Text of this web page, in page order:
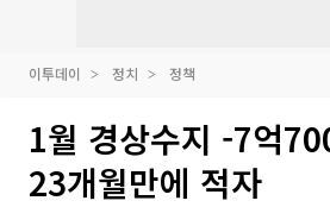
이투데이 정치 정책
1월 경상수지 -7억
23개월만에 적자